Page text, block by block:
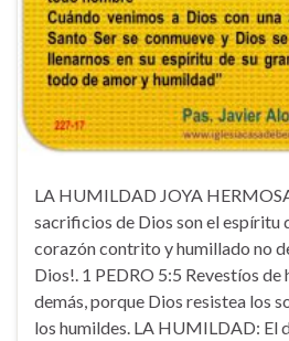
LA HUMILDAD JOYA
sacrificios de Dios son el espíritu
corazón contrito y humillado no
Dios!. 1 PEDRO 5:5 Revestíos de
demás, porque Dios resistea los
los humildes. LA HUMILDAD: El